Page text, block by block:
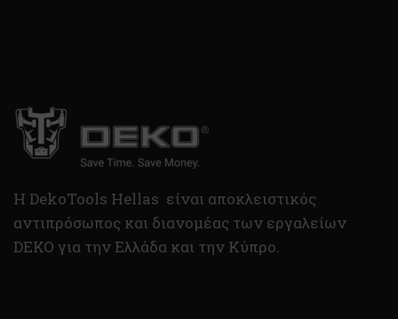
H DekoTools Hellas είναι αποκλειστικός
αντιπρόσωπος και διανομέας των εργαλείων
DEKO για την Ελλάδα και την Κύπρο.